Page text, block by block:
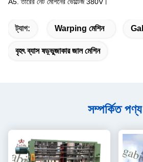
ট্যাগ: Warping মেশিন
বৃহৎ ব্যাস ষড়্ভুজাকার জাল মেশিন
সম্পর্কিত পণ্য